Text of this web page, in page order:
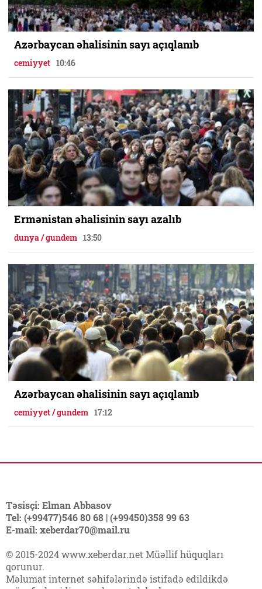
Аzərbaycan əhalisinin sayı açıqlanıb
cemiyyet 10:46
Ermənistan əhalisinin sayı azalıb
dunya / gundem 13:50
Azərbaycan əhalisinin sayı açıqlanıb
cemiyyet / gundem 17:12
Təsisçi: Elman Abbasov
Tel: (+99477)546 80 68 | (+99450)358 99 63
E-mail: xeberdar70@mail.ru
© 2015-2024 www.xeberdar.net Müəllif hüquqları
qorunur.
Məlumat internet səhifələrində istifadə edildikdə